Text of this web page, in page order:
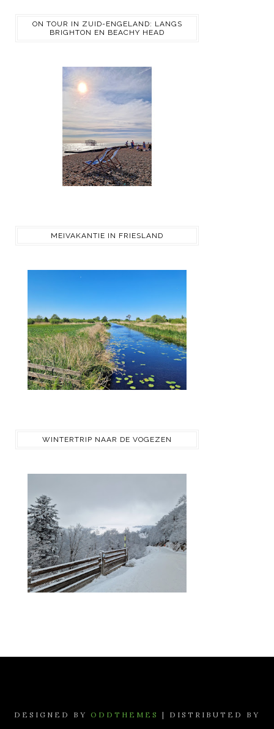
ON TOUR IN ZUID-ENGELAND: LANGS
BRIGHTON EN BEACHY HEAD
MEIVAKANTIE IN FRIESLAND
WINTERTRIP NAAR DE VOGEZEN
DESIGNED BY ODDTHEMES
| DISTRIBUTED BY